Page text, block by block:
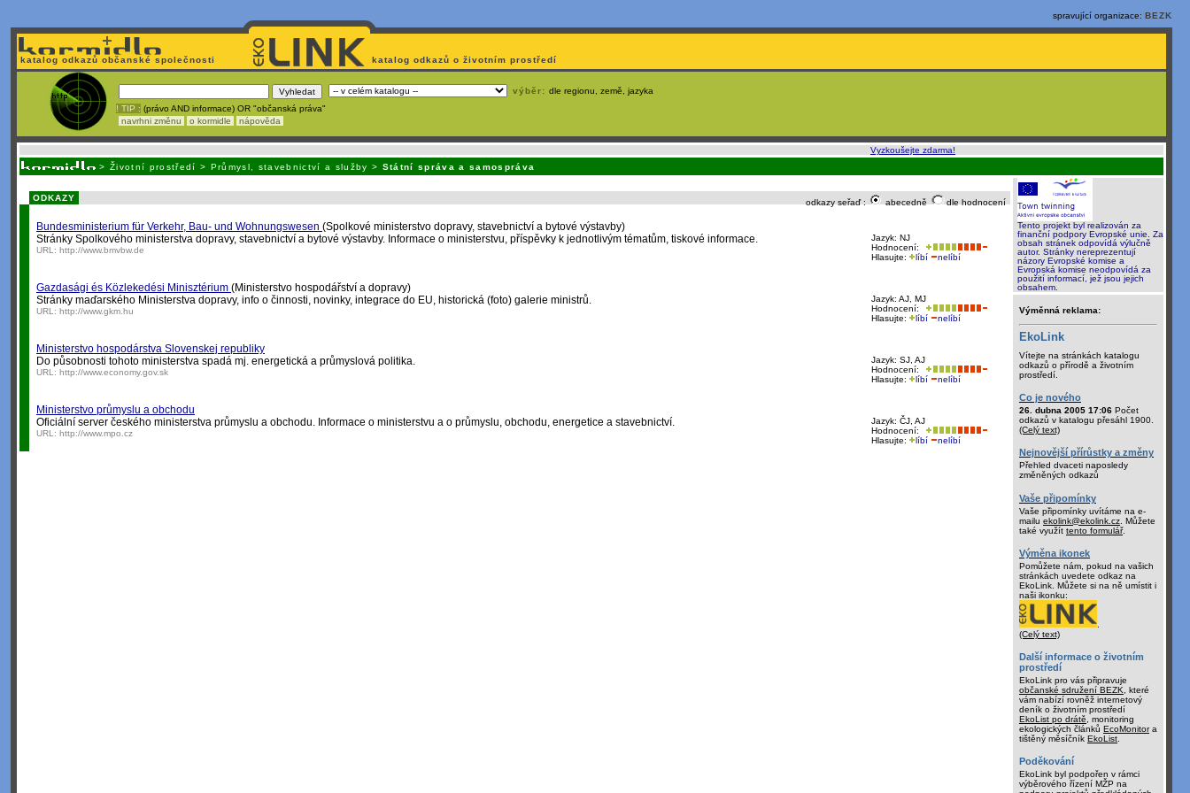
spravující organizace: BEZK
katalog odkazů občanské společnosti katalog odkazů o životním prostředí
výběr: dle regionu, země, jazyka
! TIP : (právo AND informace) OR "občanská práva"
navrhni změnu
o kormidle nápověda
Vyzkoušejte zdarma!
> Životní prostředí > Průmysl, stavebnictví a služby > Státní správa a samospráva
odkazy seřaď : abecedně dle hodnocení
ODKAZY
Bundesministerium für Verkehr, Bau- und Wohnungswesen (Spolkové ministerstvo dopravy, stavebnictví a bytové výstavby)
Jazyk: NJ
Hodnocení:
Hlasujte:
líbí nelíbí
Stránky Spolkového ministerstva dopravy, stavebnictví a bytové výstavby. Informace o ministerstvu, příspěvky k jednotlivým tématům, tiskové informace.
URL: http://www.bmvbw.de
Gazdasági és Közlekedési Minisztérium (Ministerstvo hospodářství a dopravy)
Jazyk: AJ, MJ
Hodnocení:
Hlasujte:
líbí nelíbí
Stránky maďarského Ministerstva dopravy, info o činnosti, novinky, integrace do EU, historická (foto) galerie ministrů.
URL: http://www.gkm.hu
Ministerstvo hospodárstva Slovenskej republiky
Jazyk: SJ, AJ
Hodnocení:
Hlasujte:
líbí nelíbí
Do působnosti tohoto ministerstva spadá mj. energetická a průmyslová politika.
URL: http://www.economy.gov.sk
Ministerstvo průmyslu a obchodu
Jazyk: ČJ, AJ
Hodnocení:
Hlasujte:
líbí nelíbí
Oficiální server českého ministerstva průmyslu a obchodu. Informace o ministerstvu a o průmyslu, obchodu, energetice a stavebnictví.
URL: http://www.mpo.cz
Tento projekt byl realizován za
finanční podpory Evropské unie. Za
obsah stránek odpovídá výlučně
autor. Stránky nereprezentují
názory Evropské komise a
Evropská komise neodpovídá za
použití informací, jež jsou jejich
obsahem.
Výměnná reklama:
EkoLink
Vítejte na stránkách katalogu
odkazů o přírodě a životním
prostředí.
Co je nového
26. dubna 2005 17:06 Počet
odkazů v katalogu přesáhl 1900.
(Celý text)
Nejnovější přírůstky a změny
Přehled dvaceti naposledy
změněných odkazů
Vaše připomínky
Vaše připomínky uvítáme na e-
mailu ekolink@ekolink.cz . Můžete
také využít tento formulář.
Výměna ikonek
Pomůžete nám, pokud na vašich
stránkách uvedete odkaz na
EkoLink. Můžete si na ně umístit i
naši ikonku:
(Celý text)
Další informace o životním
prostředí
EkoLink pro vás připravuje
občanské sdružení BEZK , které
vám nabízí rovněž internetový
deník o životním prostředí
EkoList po drátě , monitoring
ekologických článků EcoMonitora
tištěný měsíčník EkoList
Poděkování
EkoLink byl podpořen v rámci
výběrového řízení MŽP na